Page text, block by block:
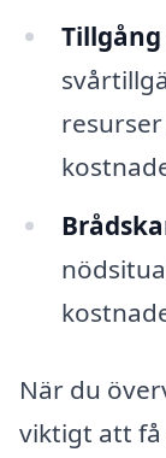
När du
viktigt att